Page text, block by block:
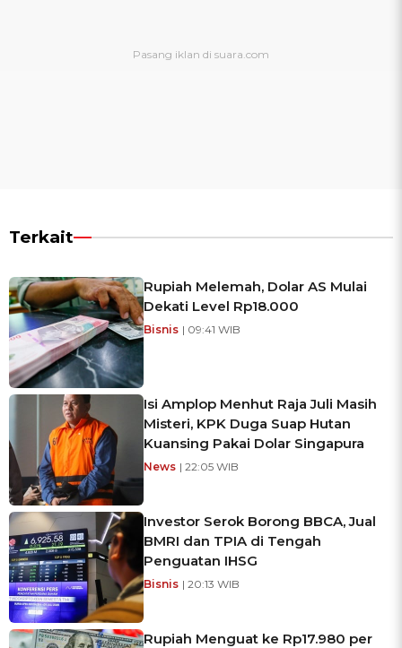
Terkait
Rupiah Melemah, Dolar AS Mulai
Dekati Level Rp18.000
Bisnis | 09:41 WIB
Isi Amplop Menhut Raja Juli Masih
Misteri, KPK Duga Suap Hutan
Kuansing Pakai Dolar Singapura
News | 22:05 WIB
Investor Serok Borong BBCA, Jual
BMRI dan TPIA di Tengah
Penguatan IHSG
Bisnis | 20:13 WIB
Rupiah Menguat ke Rp17.980 per